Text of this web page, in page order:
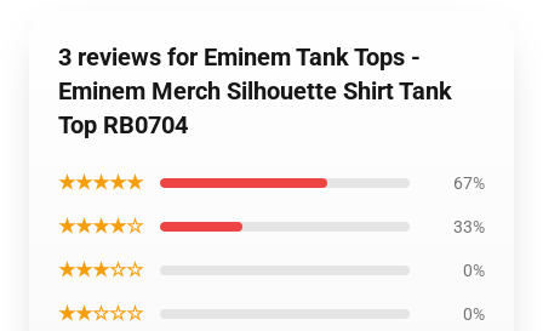
3 reviews for Eminem Tank Tops -
Eminem Merch Silhouette Shirt Tank
Top RB0704
★★★★★ 67%
★★★★☆ 33%
★★★☆☆ 0%
★★☆☆☆ 0%